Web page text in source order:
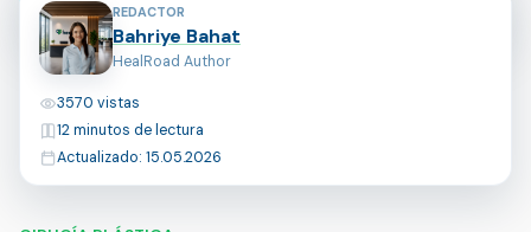
Colaboradores de la página
REDACTOR
Bahriye Bahat
HealRoad Author
Vistas
3570 vistas
Tiempo de lectura
12 minutos de lectura
Última actualización
Actualizado: 15.05.2026